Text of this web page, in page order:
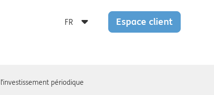
Espace client
périodique